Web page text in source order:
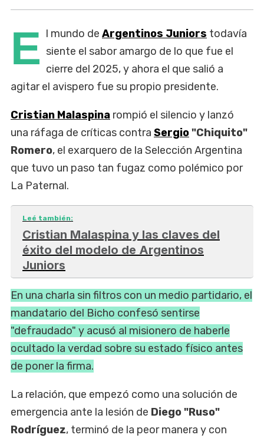
E l mundo de Argentinos Juniors todavía
siente el sabor amargo de lo que fue el
cierre del 2025, y ahora el que salió a
agitar el avispero fue su propio presidente.
Cristian Malaspina rompió el silencio y lanzó
una ráfaga de críticas contra Sergio"Chiquito"
Romero, el exarquero de la Selección Argentina
que tuvo un paso tan fugaz como polémico por
La Paternal.
Leé también:
Cristian Malaspina y las claves del
éxito del modelo de Argentinos
Juniors
En una charla sin filtros con un medio partidario, el
mandatario del Bicho confesó sentirse
"defraudado" y acusó al misionero de haberle
ocultado la verdad sobre su estado físico antes
de poner la firma.
La relación, que empezó como una solución de
emergencia ante la lesión de Diego "Ruso"
Rodríguez, terminó de la peor manera y con